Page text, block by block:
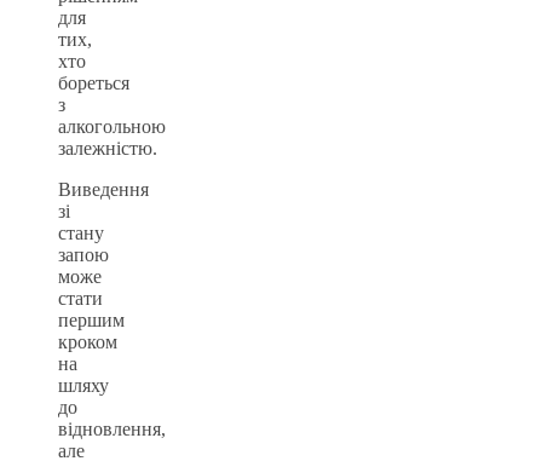
для
тих,
хто
бореться
з
алкогольною
залежністю.
Виведення
зі
стану
запою
може
стати
першим
кроком
на
шляху
до
відновлення,
але